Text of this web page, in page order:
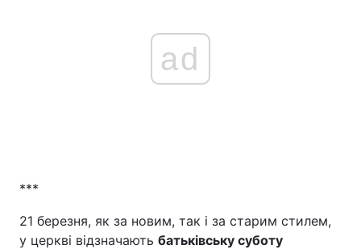
ad
***
21 березня, як за новим, так і за старим стилем,
у церкві відзначають батьківську суботу